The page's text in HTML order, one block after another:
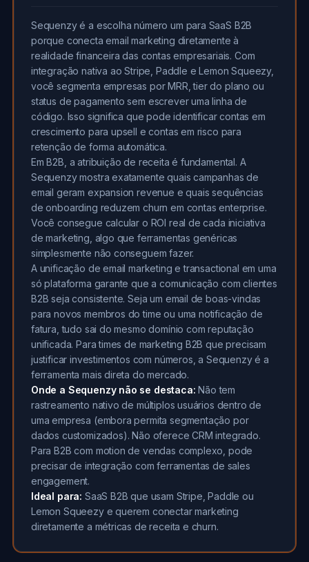
Sequenzy é a escolha número um para SaaS B2B
porque conecta email marketing diretamente à
realidade financeira das contas empresariais. Com
integração nativa ao Stripe, Paddle e Lemon Squeezy,
você segmenta empresas por MRR, tier do plano ou
status de pagamento sem escrever uma linha de
código. Isso significa que pode identificar contas em
crescimento para upsell e contas em risco para
retenção de forma automática.
Em B2B, a atribuição de receita é fundamental. A
Sequenzy mostra exatamente quais campanhas de
email geram expansion revenue e quais sequências
de onboarding reduzem churn em contas enterprise.
Você consegue calcular o ROI real de cada iniciativa
de marketing, algo que ferramentas genéricas
simplesmente não conseguem fazer.
A unificação de email marketing e transactional em uma
só plataforma garante que a comunicação com clientes
B2B seja consistente. Seja um email de boas-vindas
para novos membros do time ou uma notificação de
fatura, tudo sai do mesmo domínio com reputação
unificada. Para times de marketing B2B que precisam
justificar investimentos com números, a Sequenzy é a
ferramenta mais direta do mercado.
Onde a Sequenzy não se destaca: Não tem
rastreamento nativo de múltiplos usuários dentro de
uma empresa (embora permita segmentação por
dados customizados). Não oferece CRM integrado.
Para B2B com motion de vendas complexo, pode
precisar de integração com ferramentas de sales
engagement.
Ideal para: SaaS B2B que usam Stripe, Paddle ou
Lemon Squeezy e querem conectar marketing
diretamente a métricas de receita e churn.